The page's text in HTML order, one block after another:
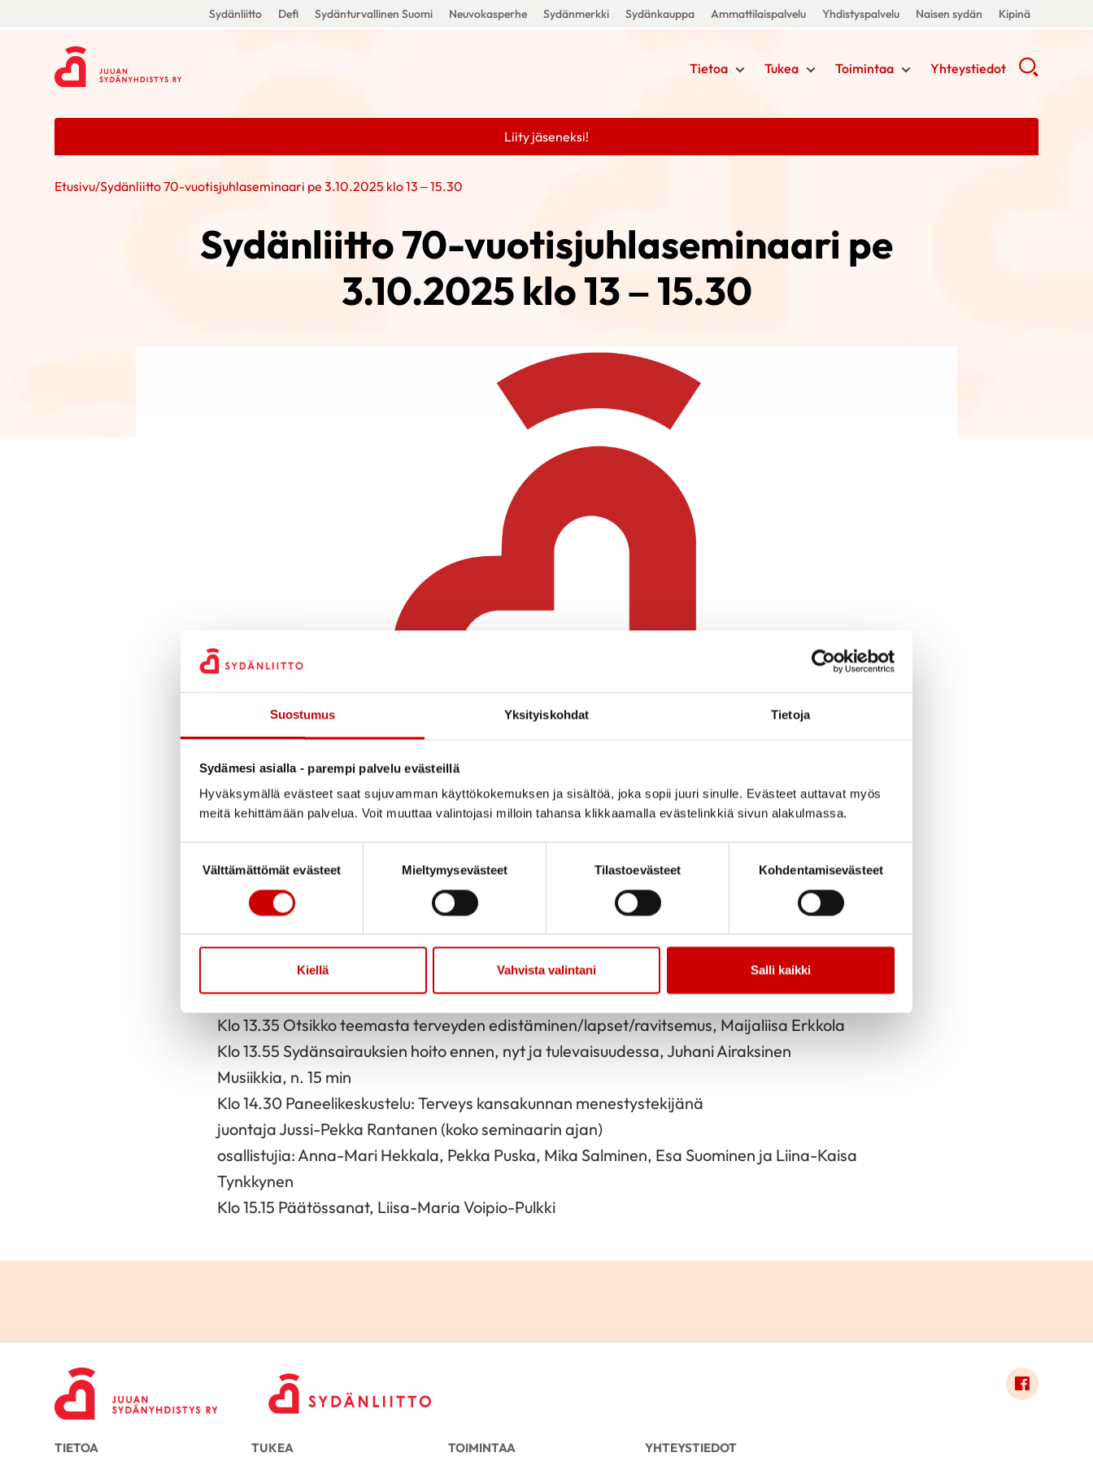
Suostumus Yksityiskohdat Tietoja
Sydämesi asialla - parempi palvelu evästeillä
Hyväksymällä evästeet saat sujuvamman käyttökokemuksen ja sisältöä, joka sopii juuri sinulle. Evästeet auttavat myös
meitä kehittämään palvelua. Voit muuttaa valintojasi milloin tahansa klikkaamalla evästelinkkiä sivun alakulmassa.
Välttämättömät evästeet
Mieltymysevästeet Tilastoevästeet Kohdentamisevästeet
Kiellä Vahvista valintani Salli kaikki
Sydänliitto Defi Sydänturvallinen Suomi Neuvokasperhe Sydänmerkki Sydänkauppa Ammattilaispalvelu Yhdistyspalvelu Naisen sydän Kipinä
Tietoa Tukea Toimintaa Yhteystiedot
Liity jäseneksi!
Etusivu/Sydänliitto 70-vuotisjuhlaseminaari pe 3.10.2025 klo 13 – 15.30
Sydänliitto 70-vuotisjuhlaseminaari pe
3.10.2025 klo 13 – 15.30
Julkaistu 15.9.2025 Jaa sivu Jaa Whatsapp
Jaa Facebook
Jaa TwitterJaa Linkedin
Jaa EmailJaa Print
Katsomme Ellinkulmassa etänä juhlaseminaarin. Kahvitarjoilu. Tervetuloa
pe 3.10.2025 klo 13-15.30
Ohjelma:
Klo 13.00 Avaus, Paula Risikko
Klo 13.10 70-vuotias Sydänliitto – ennen, nyt ja tulevaisuudessa, Marjaana Lahti-Koski
Klo 13.25 Palkitsemiset, Matti Uusitupa ja Marjaana Lahti-Koski
Juhlavuoden apurahojen saajien kukitus x 4
Klo 13.35 Otsikko teemasta terveyden edistäminen/lapset/ravitsemus, Maijaliisa Erkkola
Klo 13.55 Sydänsairauksien hoito ennen, nyt ja tulevaisuudessa, Juhani Airaksinen
Musiikkia, n. 15 min
Klo 14.30 Paneelikeskustelu: Terveys kansakunnan menestystekijänä
juontaja Jussi-Pekka Rantanen (koko seminaarin ajan)
osallistujia: Anna-Mari Hekkala, Pekka Puska, Mika Salminen, Esa Suominen ja Liina-Kaisa
Tynkkynen
Klo 15.15 Päätössanat, Liisa-Maria Voipio-Pulkki
Link to
TIETOA TUKEA TOIMINTAA YHTEYSTIEDOT